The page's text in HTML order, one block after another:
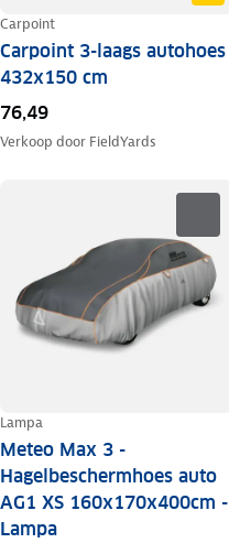
Carpoint
Carpoint 3-laags autohoes
432x150 cm
76,49
Verkoop door FieldYards
Lampa
Meteo Max 3 -
Hagelbeschermhoes auto
AG1 XS 160x170x400cm -
Lampa